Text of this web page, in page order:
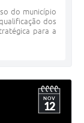
do município
dos
para a
NOV
12